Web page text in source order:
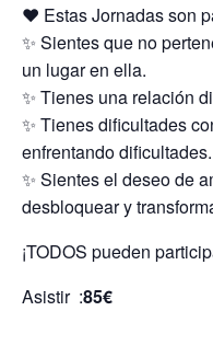
❤️ Estas Jornadas son
✨ Sientes que no
un lugar en ella.
✨ Tienes una relación
✨ Tienes dificultades
enfrentando dificultades.
✨ Sientes el deseo de
desbloquear y
¡TODOS pueden
Asistir :85€